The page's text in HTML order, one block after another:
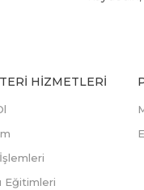
HIZMETLERI
Eğitimleri